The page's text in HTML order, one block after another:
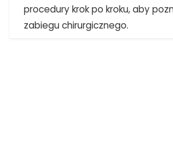
procedury krok po kroku, aby
zabiegu chirurgicznego.